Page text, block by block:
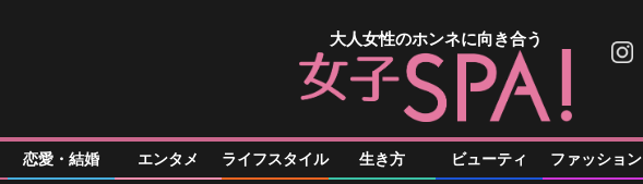
大人女性のホンネに向き合う
恋愛・結婚 エンタメ ライフスタイル 生き方 ビューティ ファッション